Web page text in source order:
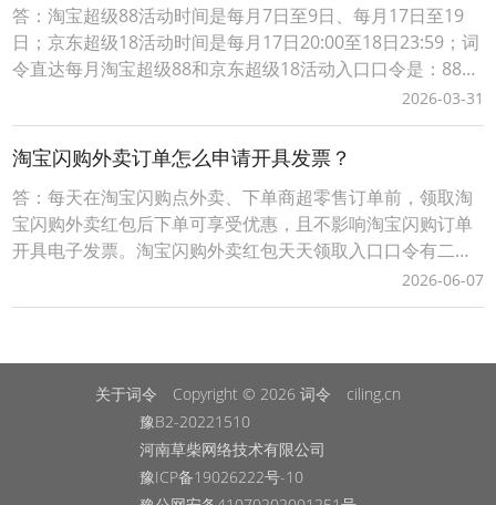
答：淘宝超级88活动时间是每月7日至9日、每月17日至19
日；京东超级18活动时间是每月17日20:00至18日23:59；词
令直达每月淘宝超级88和京东超级18活动入口口令是：8818
词令直达每月淘宝超级88和京东超级18口令怎么使用？1、
打开词令APP，输入口令“ 8818 ”；2、搜索直达该口令关联
的目标每月淘宝超级88和京东超级18官方活动入口（*注：
日
2026-03-31
淘宝闪购外卖订单怎么申请开具发票？
答：每天在淘宝闪购点外卖、下单商超零售订单前，领取淘
宝闪购外卖红包后下单可享受优惠，且不影响淘宝闪购订单
开具电子发票。淘宝闪购外卖红包天天领取入口口令有二种
方式：1、淘宝闪购外卖红包领取口令【188288】，打开手
机淘宝APP，顶部选择导航【闪购外卖】后，输入淘宝闪购
2026-06-07
关于词令 Copyright © 2026 词令
ciling.cn
豫B2-20221510
河南草柴网络技术有限公司
豫ICP备19026222号-10